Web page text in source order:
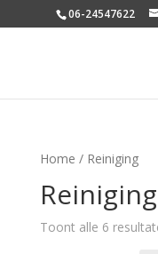
06-24547622
Home / Reiniging
Reiniging
Toont alle 6